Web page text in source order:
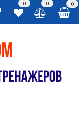
0 0 0